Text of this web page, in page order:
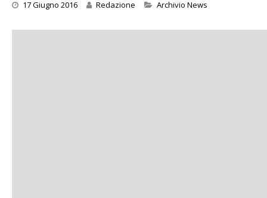
17 Giugno 2016 Redazione Categories
Archivio News